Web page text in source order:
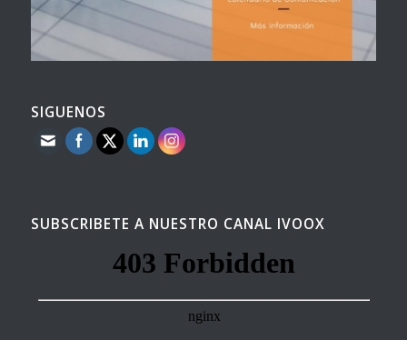
SIGUENOS
SUBSCRIBETE A NUESTRO CANAL IVOOX